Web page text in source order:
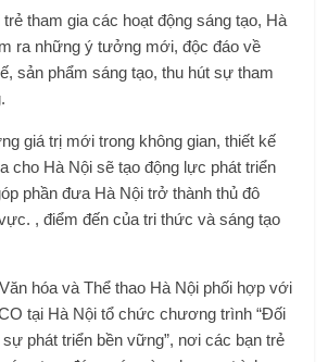
tham gia các hoạt động sáng tạo, Hà
ra những ý tưởng mới, độc đáo về
sản phẩm sáng tạo, thu hút sự tham
giá trị mới trong không gian, thiết kế
cho Hà Nội sẽ tạo động lực phát triển
phần đưa Hà Nội trở thành thủ đô
, điểm đến của tri thức và sáng tạo
hóa và Thể thao Hà Nội phối hợp với
tại Hà Nội tổ chức chương trình “Đối
phát triển bền vững”, nơi các bạn trẻ